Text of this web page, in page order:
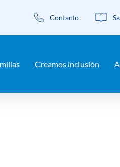
Creamos inclusión
Contacto
garantizar